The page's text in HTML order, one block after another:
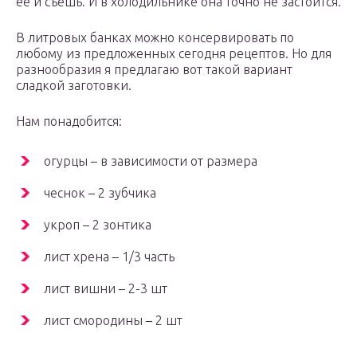
В литровых банках можно консервировать по
любому из предложенных сегодня рецептов. Но для
разнообразия я предлагаю вот такой вариант
сладкой заготовки.
Нам понадобится:
огурцы – в зависимости от размера
чеснок – 2 зубчика
укроп – 2 зонтика
лист хрена – 1/3 часть
лист вишни – 2-3 шт
лист смородины – 2 шт